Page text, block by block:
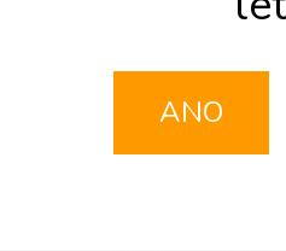
tak, aby oheň správně
OFYR se tak nemá co
stačí před vařením
ohřátou plotnu očistit
ANO